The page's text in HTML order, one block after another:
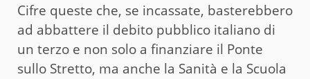
Cifre queste che, se incassate, basterebbero
ad abbattere il debito pubblico italiano di
un terzo e non solo a finanziare il Ponte
sullo Stretto, ma anche la Sanità e la Scuola